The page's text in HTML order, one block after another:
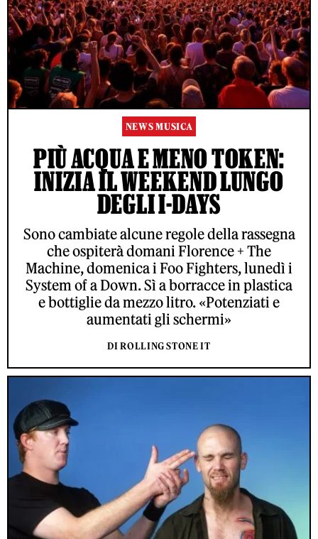
NEWS MUSICA
PIÙ ACQUA E MENO TOKEN:
INIZIA IL WEEKEND LUNGO
DEGLI I-DAYS
Sono cambiate alcune regole della rassegna
che ospiterà domani Florence + The
Machine, domenica i Foo Fighters, lunedì i
System of a Down. Sì a borracce in plastica
e bottiglie da mezzo litro. «Potenziati e
aumentati gli schermi»
DI ROLLING STONE IT